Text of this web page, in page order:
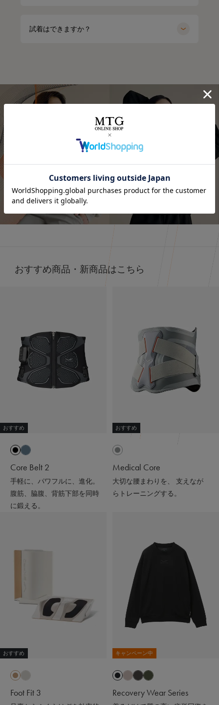
試着はできますか？
着るだけで「疲労回復」
詳しくはこちら
.
オールブラックにブルーニットで差し色に🩵
インナーの黒Tシャツは、 @sixpad_official のリカバリー
冬にも大活躍したロングスリーブ
着心地もよくて、👨とシェアして使ってる
SSは新色もでるみたい！
4/15までに予約すると、オリジナルアイテムもGETできる
そうなので、気になる人はチェックしてみてね✔
⬜
#PR #SIXPAD #シックスパッド #リカバリーウェア #着る
⭐⭐⭐
最近よく目にする〝リカバリーウェア〟って
今私が着ているポロシャツがそうなの❣️
【シックスパッド リカバリーウェア ポロシャツ】
何がすごいって、着るだけで血行を促進して、
その仕組みが、天然鉱石を練りこんだ特殊繊維、
Mediculation®️（メディキュレーション）※を使用した生
地だから🧵
天然鉱石が身体から放出される遠赤外線（体温）をぐるぐ
り込んだ特殊繊維「Mediculation®️（メディキュレーショ
ン）」のこと
他にも、筋肉のハリ・コリの緩和、筋肉の疲れを軽減して
くれるなど、日々の疲れや緊張を和らげてくれる優れもの
❤️
接触冷感で肌触りも良いの🫶🏻💭
@sixpad_official
#PR #SIXPAD #シックスパッド #リカバリーウェア #着る
だけで疲労回復
おすすめ商品・新商品はこちら
おすすめ
Core Belt 2
手軽に、パワフルに、進化。
腹筋、脇腹、背筋下部を同時
に鍛える。
おすすめ
Medical Core
大切な腰まわりを、 支えなが
らトレーニングする。
おすすめ
Foot Fit 3
キャンペーン中
Recovery Wear Series